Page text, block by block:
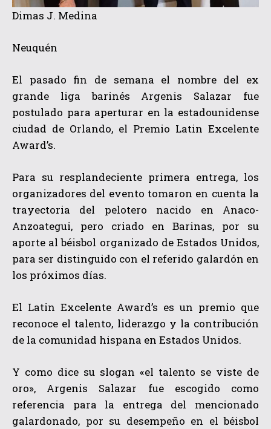
Dimas J. Medina
Neuquén
El pasado fin de semana el nombre del ex
grande liga barinés Argenis Salazar fue
postulado para aperturar en la estadounidense
ciudad de Orlando, el Premio Latin Excelente
Award’s.
Para su resplandeciente primera entrega, los
organizadores del evento tomaron en cuenta la
trayectoria del pelotero nacido en Anaco-
Anzoategui, pero criado en Barinas, por su
aporte al béisbol organizado de Estados Unidos,
para ser distinguido con el referido galardón en
los próximos días.
El Latin Excelente Award’s es un premio que
reconoce el talento, liderazgo y la contribución
de la comunidad hispana en Estados Unidos.
Y como dice su slogan «el talento se viste de
oro», Argenis Salazar fue escogido como
referencia para la entrega del mencionado
galardonado, por su desempeño en el béisbol